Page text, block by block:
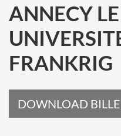
ANNECY
FRANKRIG
DOWNLOAD